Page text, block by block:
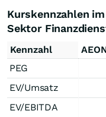
Kurskennzahlen
Sektor
Kennzahl
PEG
EV/Umsatz
EV/EBITDA